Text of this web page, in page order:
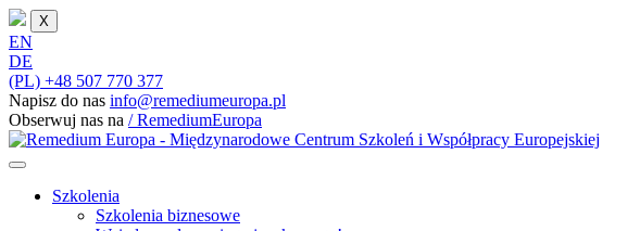
X
EN
DE
(PL) +48 507 770 377
Napisz do nas info@remediumeuropa.pl
Obserwuj nas na / RemediumEuropa
Szkolenia
Szkolenia biznesowe